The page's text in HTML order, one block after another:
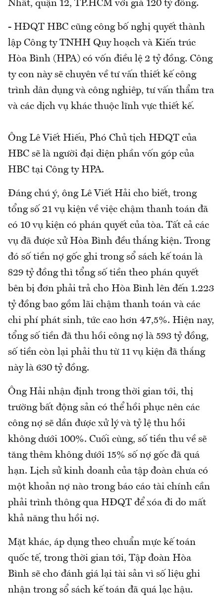
Nhất, quận 12, TP.HCM với giá 120 tỷ đồng.
- HĐQT HBC cũng công bố nghị quyết thành
lập Công ty TNHH Quy hoạch và Kiến trúc
Hòa Bình (HPA) có vốn điều lệ 2 tỷ đồng. Công
ty con này sẽ chuyên về tư vấn thiết kế công
trình dân dụng và công nghiệp, tư vấn thẩm tra
và các dịch vụ khác thuộc lĩnh vực thiết kế.
Ông Lê Viết Hiếu, Phó Chủ tịch HĐQT của
HBC sẽ là người đại diện phần vốn góp của
HBC tại Công ty HPA.
Đáng chú ý, ông Lê Viết Hải cho biết, trong
tổng số 21 vụ kiện về việc chậm thanh toán đã
có 10 vụ kiện có phán quyết của tòa. Tất cả các
vụ đã được xử Hòa Bình đều thắng kiện. Trong
đó số tiền nợ gốc ghi trong sổ sách kế toán là
829 tỷ đồng thì tổng số tiền theo phán quyết
bên bị đơn phải trả cho Hòa Bình lên đến 1.223
tỷ đồng bao gồm lãi chậm thanh toán và các
chi phí phát sinh, tức cao hơn 47,5%. Hiện nay,
tổng số tiền đã thu hồi công nợ là 593 tỷ đồng,
số tiền còn lại phải thu từ 11 vụ kiện đã thắng
này là 630 tỷ đồng.
Ông Hải nhận định trong thời gian tới, thị
trường bất động sản có thể hồi phục nên các
công nợ sẽ dần được xử lý và tỷ lệ thu hồi
không dưới 100%. Cuối cùng, số tiền thu về sẽ
tăng thêm không dưới 15% số nợ gốc đã quá
hạn. Lịch sử kinh doanh của tập đoàn chưa có
một khoản nợ nào trong báo cáo tài chính cần
phải trình thông qua HĐQT để xóa đi do mất
khả năng thu hồi nợ.
Mặt khác, áp dụng theo chuẩn mực kế toán
quốc tế, trong thời gian tới, Tập đoàn Hòa
Bình sẽ cho đánh giá lại tài sản vì số liệu ghi
nhận trong sổ sách kế toán đã quá lạc hậu.